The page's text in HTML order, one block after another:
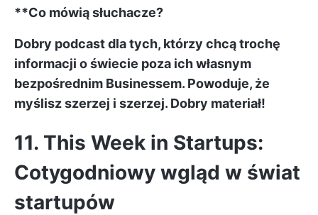
**Co mówią słuchacze?
Dobry podcast dla tych, którzy chcą trochę
informacji o świecie poza ich własnym
bezpośrednim Businessem. Powoduje, że
myślisz szerzej i szerzej. Dobry materiał!
11. This Week in Startups:
Cotygodniowy wgląd w świat
startupów